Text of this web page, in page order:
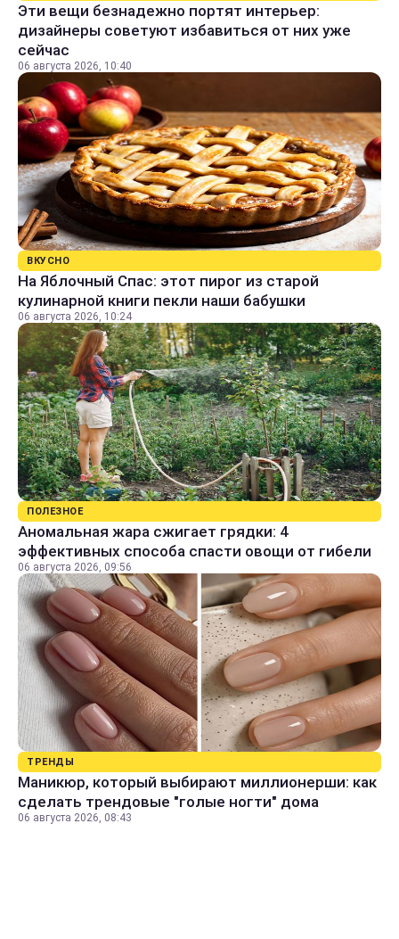
Эти вещи безнадежно портят интерьер:
дизайнеры советуют избавиться от них уже
сейчас
06 августа 2026, 10:40
ВКУСНО
На Яблочный Спас: этот пирог из старой
кулинарной книги пекли наши бабушки
06 августа 2026, 10:24
ПОЛЕЗНОЕ
Аномальная жара сжигает грядки: 4
эффективных способа спасти овощи от гибели
06 августа 2026, 09:56
ТРЕНДЫ
Маникюр, который выбирают миллионерши: как
сделать трендовые "голые ногти" дома
06 августа 2026, 08:43